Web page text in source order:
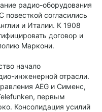
радио-оборудования
согласились
и Италии. К 1908
договор и
Маркони.
начало
инженерной отрасли.
AEG и Сименс,
первым
Консолидация усилий